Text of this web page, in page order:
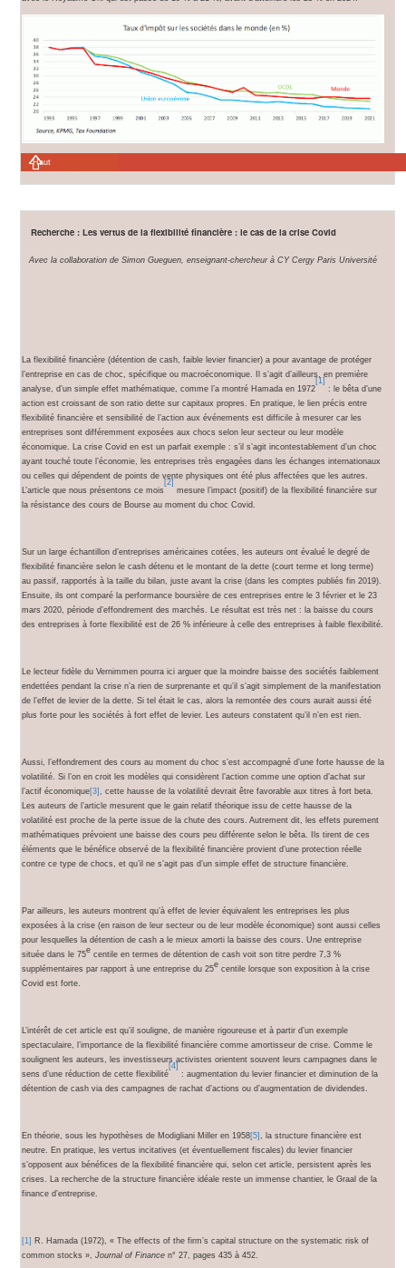
Haut
Recherche : Les vertus de la flexibilité financière : le cas de la crise Covid
Avec la collaboration de Simon Gueguen, enseignant-chercheur à CY Cergy Paris Université
La flexibilité financière (détention de cash, faible levier financier) a pour avantage de protéger
l’entreprise en cas de choc, spécifique ou macroéconomique. Il s’agit d’ailleurs, en première
analyse, d’un simple effet mathématique, comme l’a montré Hamada en 1972
[1]
: le bêta d’une
action est croissant de son ratio dette sur capitaux propres. En pratique, le lien précis entre
flexibilité financière et sensibilité de l’action aux événements est difficile à mesurer car les
entreprises sont différemment exposées aux chocs selon leur secteur ou leur modèle
économique. La crise Covid en est un parfait exemple : s’il s’agit incontestablement d’un choc
ayant touché toute l’économie, les entreprises très engagées dans les échanges internationaux
ou celles qui dépendent de points de vente physiques ont été plus affectées que les autres.
L’article que nous présentons ce mois
[2]
mesure l’impact (positif) de la flexibilité financière sur
la résistance des cours de Bourse au moment du choc Covid.
Sur un large échantillon d’entreprises américaines cotées, les auteurs ont évalué le degré de
flexibilité financière selon le cash détenu et le montant de la dette (court terme et long terme)
au passif, rapportés à la taille du bilan, juste avant la crise (dans les comptes publiés fin 2019).
Ensuite, ils ont comparé la performance boursière de ces entreprises entre le 3 février et le 23
mars 2020, période d’effondrement des marchés. Le résultat est très net : la baisse du cours
des entreprises à forte flexibilité est de 26 % inférieure à celle des entreprises à faible flexibilité.
Le lecteur fidèle du Vernimmen pourra ici arguer que la moindre baisse des sociétés faiblement
endettées pendant la crise n’a rien de surprenante et qu’il s’agit simplement de la manifestation
de l’effet de levier de la dette. Si tel était le cas, alors la remontée des cours aurait aussi été
plus forte pour les sociétés à fort effet de levier. Les auteurs constatent qu’il n’en est rien.
Aussi, l’effondrement des cours au moment du choc s’est accompagné d’une forte hausse de la
volatilité. Si l’on en croit les modèles qui considèrent l’action comme une option d’achat sur
l’actif économique[3]
, cette hausse de la volatilité devrait être favorable aux titres à fort beta.
Les auteurs de l’article mesurent que le gain relatif théorique issu de cette hausse de la
volatilité est proche de la perte issue de la chute des cours. Autrement dit, les effets purement
mathématiques prévoient une baisse des cours peu différente selon le bêta. Ils tirent de ces
éléments que le bénéfice observé de la flexibilité financière provient d’une protection réelle
contre ce type de chocs, et qu’il ne s’agit pas d’un simple effet de structure financière.
Par ailleurs, les auteurs montrent qu’à effet de levier équivalent les entreprises les plus
exposées à la crise (en raison de leur secteur ou de leur modèle économique) sont aussi celles
pour lesquelles la détention de cash a le mieux amorti la baisse des cours. Une entreprise
située dans le 75e centile en termes de détention de cash voit son titre perdre 7,3 %
supplémentaires par rapport à une entreprise du 25e centile lorsque son exposition à la crise
Covid est forte.
L’intérêt de cet article est qu’il souligne, de manière rigoureuse et à partir d’un exemple
spectaculaire, l’importance de la flexibilité financière comme amortisseur de crise. Comme le
soulignent les auteurs, les investisseurs activistes orientent souvent leurs campagnes dans le
sens d’une réduction de cette flexibilité
[4]
: augmentation du levier financier et diminution de la
détention de cash via des campagnes de rachat d’actions ou d’augmentation de dividendes.
En théorie, sous les hypothèses de Modigliani Miller en 1958[5]
, la structure financière est
neutre. En pratique, les vertus incitatives (et éventuellement fiscales) du levier financier
s’opposent aux bénéfices de la flexibilité financière qui, selon cet article, persistent après les
crises. La recherche de la structure financière idéale reste un immense chantier, le Graal de la
finance d’entreprise.
[1] R. Hamada (1972), « The effects of the firm’s capital structure on the systematic risk of
common stocks », Journal of Finance n° 27, pages 435 à 452.